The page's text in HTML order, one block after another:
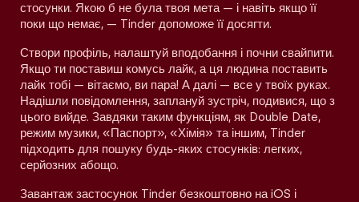
стосунки. Якою б не була твоя мета — і навіть якщо її
поки що немає, — Tinder допоможе її досягти.
Створи профіль, налаштуй вподобання і почни свайпити.
Якщо ти поставиш комусь лайк, а ця людина поставить
лайк тобі — вітаємо, ви пара! А далі — все у твоїх руках.
Надішли повідомлення, заплануй зустріч, подивися, що з
цього вийде. Завдяки таким функціям, як Double Date,
режим музики, «Паспорт», «Хімія» та іншим, Tinder
підходить для пошуку будь-яких стосунків: легких,
серйозних абощо.
Завантаж застосунок Tinder безкоштовно на iOS і